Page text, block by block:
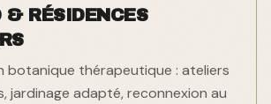
& RÉSIDENCES
botanique thérapeutique : ateliers
jardinage adapté, reconnexion au